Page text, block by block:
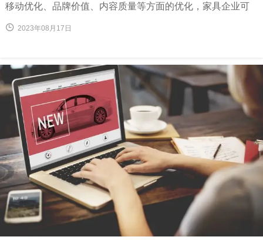
移动优化、品牌价值、内容质量等方面的优化，家具企业可
以在竞争中脱颖而出，吸引更多用户的关注和购买。
2023年08月17日